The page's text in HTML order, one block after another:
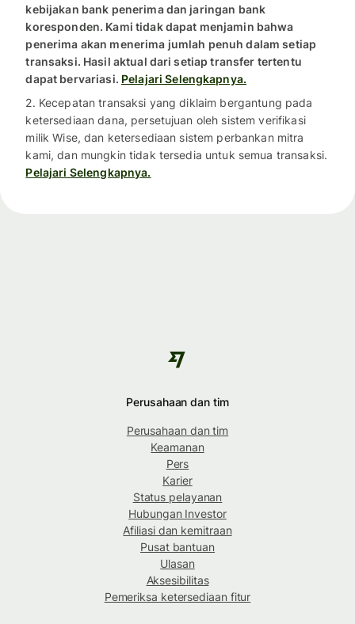
kebijakan bank penerima dan jaringan bank
koresponden. Kami tidak dapat menjamin bahwa
penerima akan menerima jumlah penuh dalam setiap
transaksi. Hasil aktual dari setiap transfer tertentu
dapat bervariasi. Pelajari Selengkapnya.
2. Kecepatan transaksi yang diklaim bergantung pada
ketersediaan dana, persetujuan oleh sistem verifikasi
milik Wise, dan ketersediaan sistem perbankan mitra
kami, dan mungkin tidak tersedia untuk semua transaksi.
Pelajari Selengkapnya.
Perusahaan dan tim
Perusahaan dan tim
Keamanan
Pers
Karier
Status pelayanan
Hubungan Investor
Afiliasi dan kemitraan
Pusat bantuan
Ulasan
Aksesibilitas
Pemeriksa ketersediaan fitur